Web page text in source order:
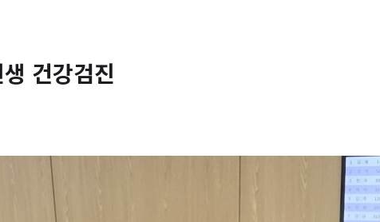
건강검진